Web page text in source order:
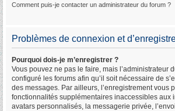
Comment puis-je contacter un administrateur du forum ?
Problèmes de connexion et
Pourquoi dois-je m’enregistrer ?
Vous pouvez ne pas le faire, mais l’administrateur
configuré les forums afin qu’il soit nécessaire de
des messages. Par ailleurs, l’enregistrement vous
fonctionnalités supplémentaires inaccessibles aux
avatars personnalisés, la messagerie privée,